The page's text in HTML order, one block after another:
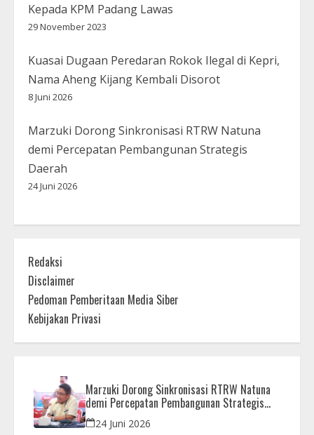
Kepada KPM Padang Lawas
29 November 2023
Kuasai Dugaan Peredaran Rokok Ilegal di Kepri,
Nama Aheng Kijang Kembali Disorot
8 Juni 2026
Marzuki Dorong Sinkronisasi RTRW Natuna
demi Percepatan Pembangunan Strategis
Daerah
24 Juni 2026
Redaksi
Disclaimer
Pedoman Pemberitaan Media Siber
Kebijakan Privasi
Marzuki Dorong Sinkronisasi RTRW Natuna
demi Percepatan Pembangunan Strategis
Daerah24 Juni 2026